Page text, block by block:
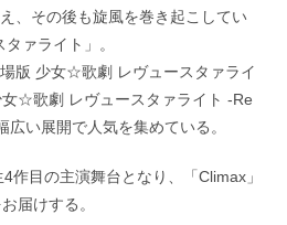
、その後も旋風を巻き起こしてい
ァライト」。
版 少女☆歌劇 レヴュースタァライ
女☆歌劇 レヴュースタァライト -Re
い展開で人気を集めている。
作目の主演舞台となり、「Climax」
届けする。